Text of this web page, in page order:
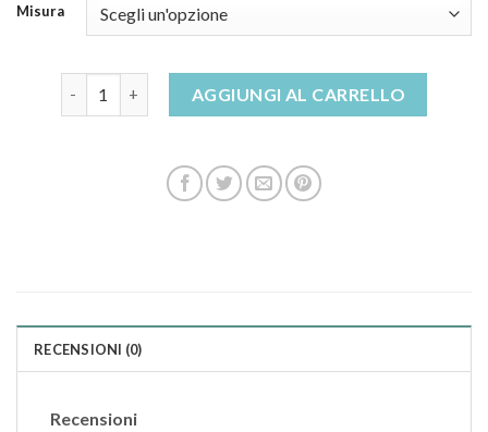
Misura
AGGIUNGI AL CARRELLO
RECENSIONI (0)
Recensioni